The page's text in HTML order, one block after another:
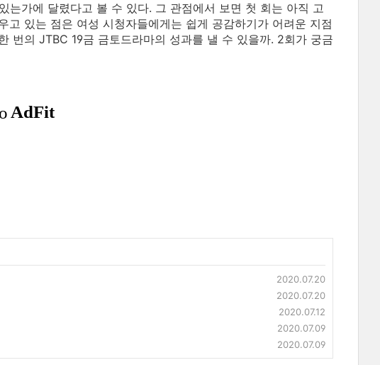
는가에 달렸다고 볼 수 있다. 그 관점에서 보면 첫 회는 아직 고
있는 점은 여성 시청자들에게는 쉽게 공감하기가 어려운 지점
번의 JTBC 19금 금토드라마의 성과를 낼 수 있을까. 2회가 궁금
2020.07.20
2020.07.20
2020.07.12
2020.07.09
2020.07.09